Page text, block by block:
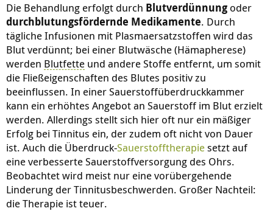
Die Behandlung erfolgt durch Blutverdünnung oder
durchblutungsfördernde Medikamente. Durch
tägliche Infusionen mit Plasmaersatzstoffen wird das
Blut verdünnt; bei einer Blutwäsche (Hämapherese)
werden Blutfette und andere Stoffe entfernt, um somit
die Fließeigenschaften des Blutes positiv zu
beeinflussen. In einer Sauerstoffüberdruckkammer
kann ein erhöhtes Angebot an Sauerstoff im Blut erzielt
werden. Allerdings stellt sich hier oft nur ein mäßiger
Erfolg bei Tinnitus ein, der zudem oft nicht von Dauer
ist. Auch die Überdruck-Sauerstofftherapiesetzt auf
eine verbesserte Sauerstoffversorgung des Ohrs.
Beobachtet wird meist nur eine vorübergehende
Linderung der Tinnitusbeschwerden. Großer Nachteil:
die Therapie ist teuer.